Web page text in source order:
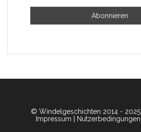
© Windelgeschichten 2014 - 2025
Impressum
Nutzerbedingungen